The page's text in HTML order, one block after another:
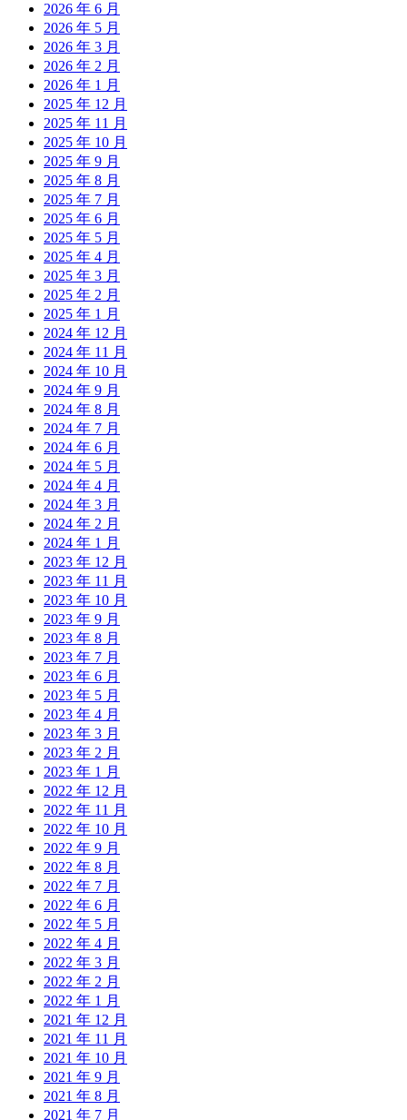
2026 年 6 月
2026 年 5 月
2026 年 3 月
2026 年 2 月
2026 年 1 月
2025 年 12 月
2025 年 11 月
2025 年 10 月
2025 年 9 月
2025 年 8 月
2025 年 7 月
2025 年 6 月
2025 年 5 月
2025 年 4 月
2025 年 3 月
2025 年 2 月
2025 年 1 月
2024 年 12 月
2024 年 11 月
2024 年 10 月
2024 年 9 月
2024 年 8 月
2024 年 7 月
2024 年 6 月
2024 年 5 月
2024 年 4 月
2024 年 3 月
2024 年 2 月
2024 年 1 月
2023 年 12 月
2023 年 11 月
2023 年 10 月
2023 年 9 月
2023 年 8 月
2023 年 7 月
2023 年 6 月
2023 年 5 月
2023 年 4 月
2023 年 3 月
2023 年 2 月
2023 年 1 月
2022 年 12 月
2022 年 11 月
2022 年 10 月
2022 年 9 月
2022 年 8 月
2022 年 7 月
2022 年 6 月
2022 年 5 月
2022 年 4 月
2022 年 3 月
2022 年 2 月
2022 年 1 月
2021 年 12 月
2021 年 11 月
2021 年 10 月
2021 年 9 月
2021 年 8 月
2021 年 7 月